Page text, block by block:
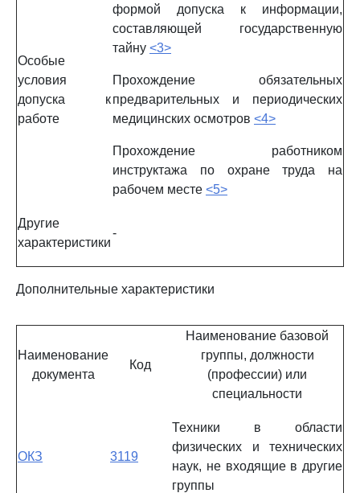
Особые
условия
допуска к
работе
формой допуска к информации,
составляющей государственную
тайну <3>
Прохождение обязательных
предварительных и периодических
медицинских осмотров <4>
Прохождение работником
инструктажа по охране труда на
рабочем месте <5>
Другие
характеристики
-
Дополнительные характеристики
Наименование
документа
Код
Наименование базовой
группы, должности
(профессии) или
специальности
ОКЗ 3119
Техники в области
физических и технических
наук, не входящие в другие
группы